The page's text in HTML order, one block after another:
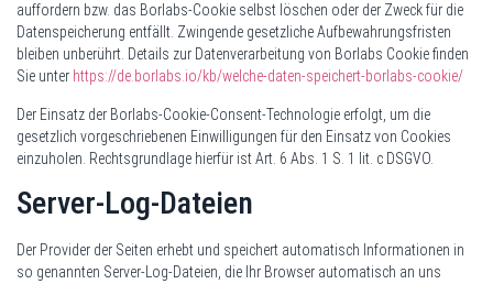
auffordern bzw. das Borlabs-Cookie selbst löschen oder der Zweck für die
Datenspeicherung entfällt. Zwingende gesetzliche Aufbewahrungsfristen
bleiben unberührt. Details zur Datenverarbeitung von Borlabs Cookie finden
Sie unter https://de.borlabs.io/kb/welche-daten-speichert-borlabs-cookie/
Der Einsatz der Borlabs-Cookie-Consent-Technologie erfolgt, um die
gesetzlich vorgeschriebenen Einwilligungen für den Einsatz von Cookies
einzuholen. Rechtsgrundlage hierfür ist Art. 6 Abs. 1 S. 1 lit. c DSGVO.
Server-Log-Dateien
Der Provider der Seiten erhebt und speichert automatisch Informationen in
so genannten Server-Log-Dateien, die Ihr Browser automatisch an uns